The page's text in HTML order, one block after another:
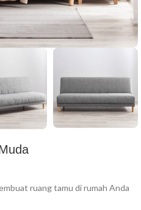
ruang tamu di rumah Anda